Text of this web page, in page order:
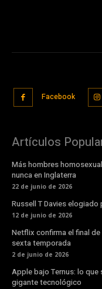
Facebook
Artículos
Más hombres
nunca en Inglaterra
22 de junio de 2026
Russell T Davies
12 de junio de 2026
Netflix confirma el final de
sexta temporada
2 de junio de 2026
Apple bajo Ternus: lo
gigante tecnológico